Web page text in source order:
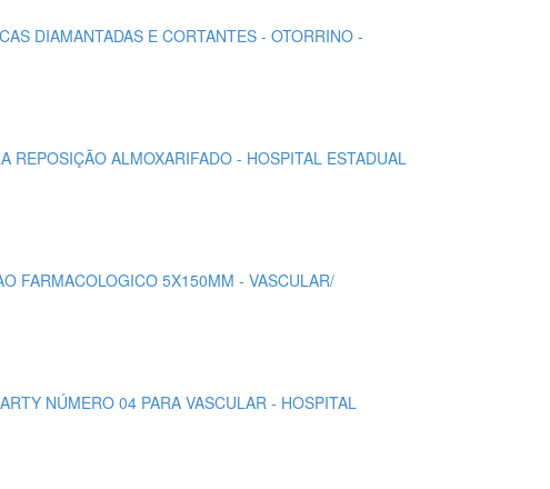
DIAMANTADAS E CORTANTES - OTORRINO -
ALMOXARIFADO - HOSPITAL ESTADUAL
FARMACOLOGICO 5X150MM - VASCULAR/
NÚMERO 04 PARA VASCULAR - HOSPITAL